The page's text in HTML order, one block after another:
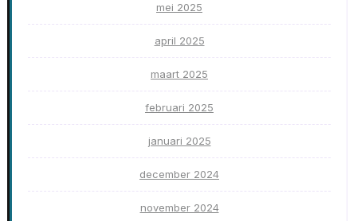
mei 2025
april 2025
maart 2025
februari 2025
januari 2025
december 2024
november 2024